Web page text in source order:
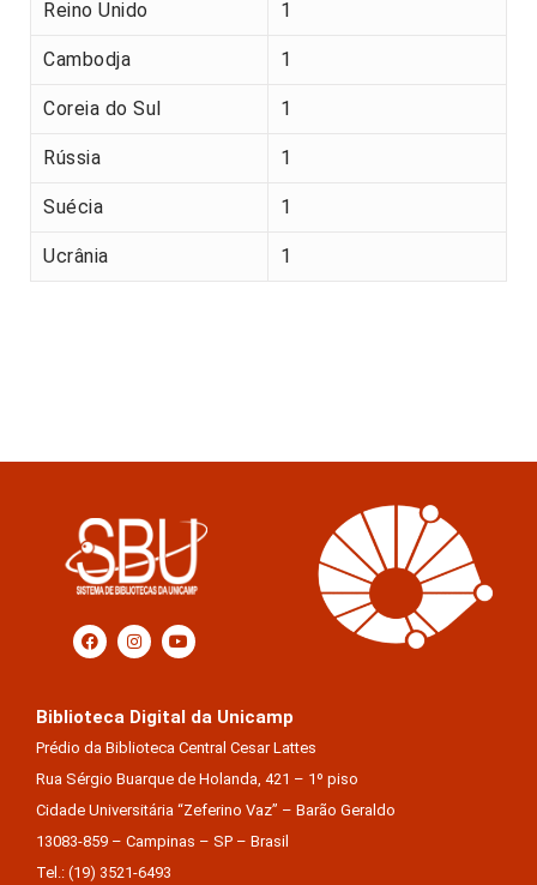
Reino Unido 1
Cambodja 1
Coreia do Sul 1
Rússia 1
Suécia 1
Ucrânia 1
Biblioteca Digital da Unicamp
Prédio da Biblioteca Central Cesar Lattes
Rua Sérgio Buarque de Holanda, 421 – 1º piso
Cidade Universitária “Zeferino Vaz” – Barão Geraldo
13083-859 – Campinas – SP – Brasil
Tel.: (19) 3521-6493